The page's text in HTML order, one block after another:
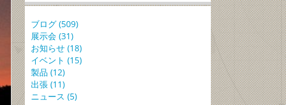
ブログ (509)
展示会 (31)
お知らせ (18)
イベント (15)
製品 (12)
出張 (11)
ニュース (5)